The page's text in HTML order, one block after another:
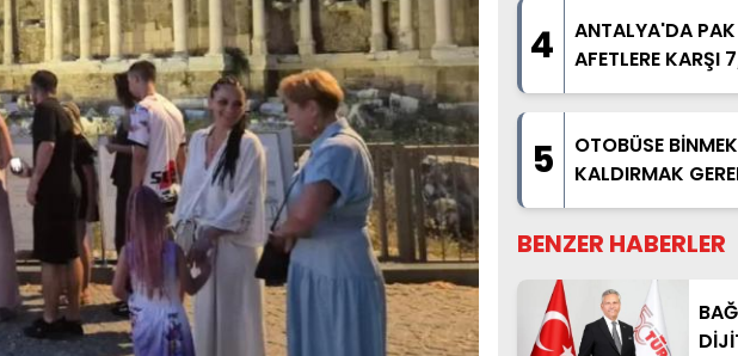
4
ANTALYA'DA PAK
AFETLERE KARŞI
HAZIR
5
OTOBÜSE
KALDIRMAK
BENZER HABERLER